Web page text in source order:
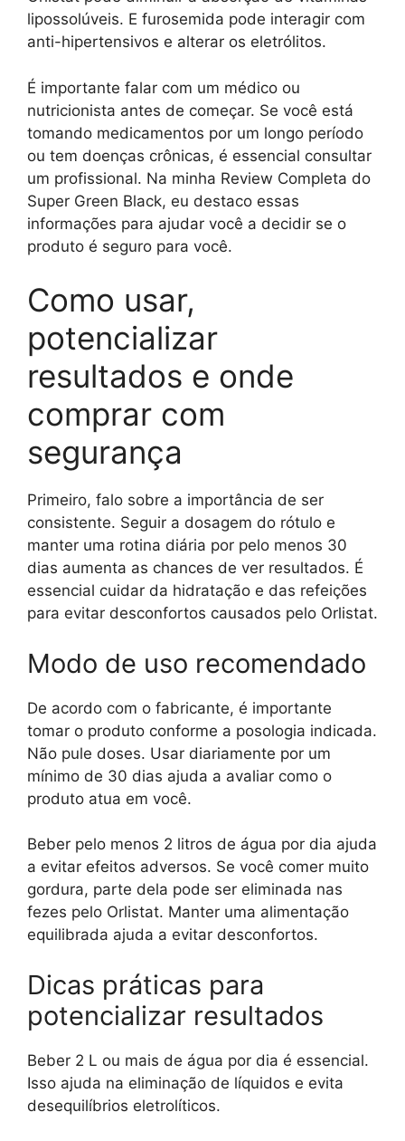
lipossolúveis. E furosemida pode interagir com
anti-hipertensivos e alterar os eletrólitos.
É importante falar com um médico ou
nutricionista antes de começar. Se você está
tomando medicamentos por um longo período
ou tem doenças crônicas, é essencial consultar
um profissional. Na minha Review Completa do
Super Green Black, eu destaco essas
informações para ajudar você a decidir se o
produto é seguro para você.
Como usar,
potencializar
resultados e onde
comprar com
segurança
Primeiro, falo sobre a importância de ser
consistente. Seguir a dosagem do rótulo e
manter uma rotina diária por pelo menos 30
dias aumenta as chances de ver resultados. É
essencial cuidar da hidratação e das refeições
para evitar desconfortos causados pelo Orlistat.
Modo de uso recomendado
De acordo com o fabricante, é importante
tomar o produto conforme a posologia indicada.
Não pule doses. Usar diariamente por um
mínimo de 30 dias ajuda a avaliar como o
produto atua em você.
Beber pelo menos 2 litros de água por dia ajuda
a evitar efeitos adversos. Se você comer muito
gordura, parte dela pode ser eliminada nas
fezes pelo Orlistat. Manter uma alimentação
equilibrada ajuda a evitar desconfortos.
Dicas práticas para
potencializar resultados
Beber 2 L ou mais de água por dia é essencial.
Isso ajuda na eliminação de líquidos e evita
desequilíbrios eletrolíticos.